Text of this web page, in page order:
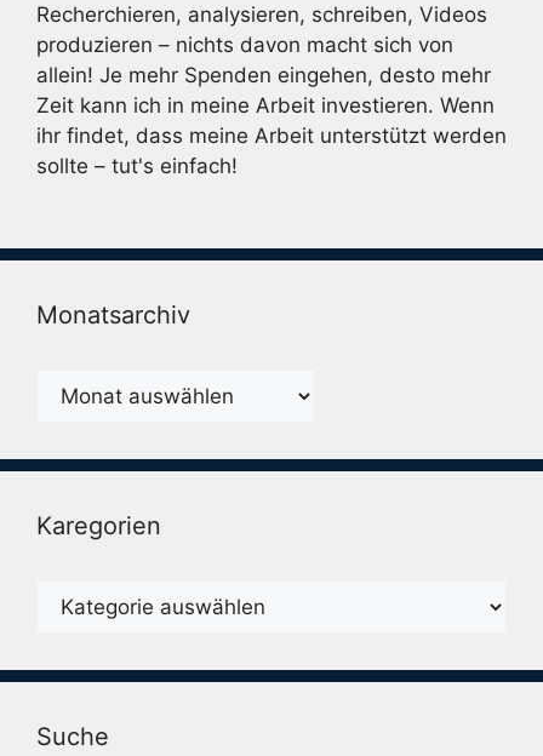
Recherchieren, analysieren, schreiben, Videos
produzieren – nichts davon macht sich von
allein! Je mehr Spenden eingehen, desto mehr
Zeit kann ich in meine Arbeit investieren. Wenn
ihr findet, dass meine Arbeit unterstützt werden
sollte – tut's einfach!
Monatsarchiv
Monatsarchiv
Karegorien
Karegorien
Suche